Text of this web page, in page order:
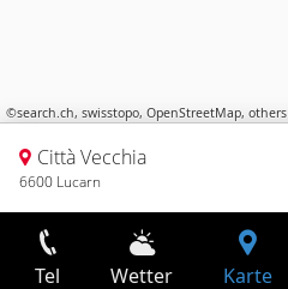
©search.ch, swisstopo, OpenStreetMap, others
Città Vecchia
6600 Lucarn
Tel Wetter Karte